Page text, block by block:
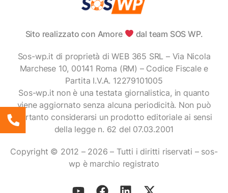
Sito realizzato con Amore dal team SOS WP.
Sos-wp.it di proprietà di WEB 365 SRL – Via Nicola
Marchese 10, 00141 Roma (RM) – Codice Fiscale e
Partita I.V.A. 12279101005
Sos-wp.it non è una testata giornalistica, in quanto
viene aggiornato senza alcuna periodicità. Non può
pertanto considerarsi un prodotto editoriale ai sensi
della legge n. 62 del 07.03.2001
Copyright © 2012 – 2026 – Tutti i diritti riservati – sos-
wp è marchio registrato